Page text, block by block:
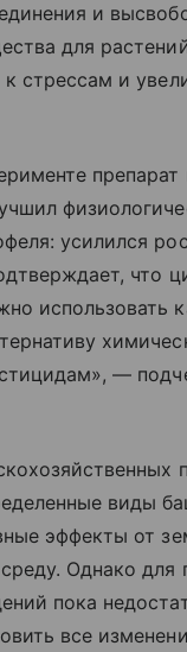
и
для
стрессам и
препарат
усилился
что
использовать
—
виды
эффекты от
Однако для
пока
все